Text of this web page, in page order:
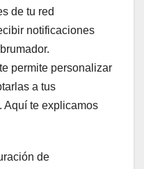
de tu red
notificaciones
permite personalizar
a tus
Aquí te explicamos
de